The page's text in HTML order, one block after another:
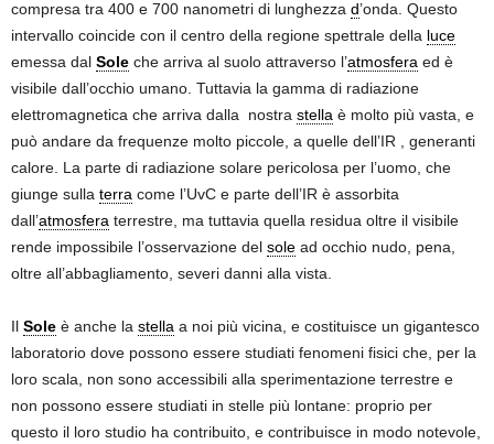
compresa tra 400 e 700 nanometri di lunghezza d’onda. Questo
intervallo coincide con il centro della regione spettrale della luce
emessa dal Sole che arriva al suolo attraverso l’atmosfera ed è
visibile dall’occhio umano. Tuttavia la gamma di radiazione
elettromagnetica che arriva dalla nostra stella è molto più vasta, e
può andare da frequenze molto piccole, a quelle dell’IR , generanti
calore. La parte di radiazione solare pericolosa per l’uomo, che
giunge sulla terra come l’UvC e parte dell’IR è assorbita
dall’atmosfera terrestre, ma tuttavia quella residua oltre il visibile
rende impossibile l’osservazione del sole ad occhio nudo, pena,
oltre all’abbagliamento, severi danni alla vista.
Il Sole è anche la stella a noi più vicina, e costituisce un gigantesco
laboratorio dove possono essere studiati fenomeni fisici che, per la
loro scala, non sono accessibili alla sperimentazione terrestre e
non possono essere studiati in stelle più lontane: proprio per
questo il loro studio ha contribuito, e contribuisce in modo notevole,